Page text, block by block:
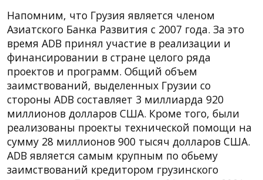
Напомним, что Грузия является членом
Азиатского Банка Развития с 2007 года. За это
время ADB принял участие в реализации и
финансировании в стране целого ряда
проектов и программ. Общий объем
заимствований, выделенных Грузии со
стороны ADB составляет 3 миллиарда 920
миллионов долларов США. Кроме того, были
реализованы проекты технической помощи на
сумму 28 миллионов 900 тысяч долларов США.
ADB является самым крупным по обьему
заимствований кредитором грузинского